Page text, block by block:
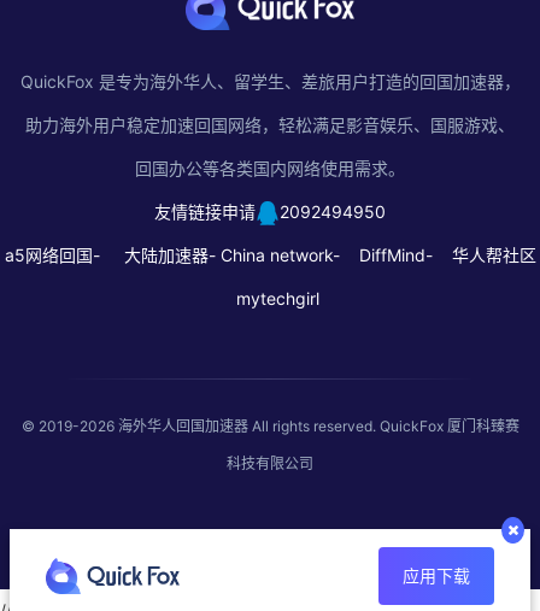
QuickFox 是专为海外华人、留学生、差旅用户打造的回国加速器，
助力海外用户稳定加速回国网络，轻松满足影音娱乐、国服游戏、
回国办公等各类国内网络使用需求。
友情链接申请 2092494950
a5网络回国- 大陆加速器- China network- DiffMind- 华人帮社区
mytechgirl
© 2019-2026 海外华人回国加速器All rights reserved. QuickFox 厦门科臻赛
科技有限公司
应用下载